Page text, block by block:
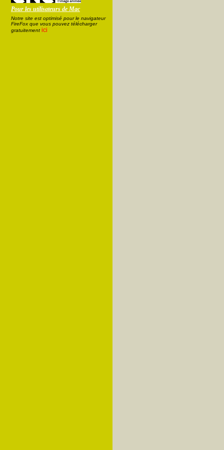
Pour les utilisateurs de Mac
Notre site est optimisé pour le navigateur
FireFox que vous pouvez télécharger
gratuitement ici